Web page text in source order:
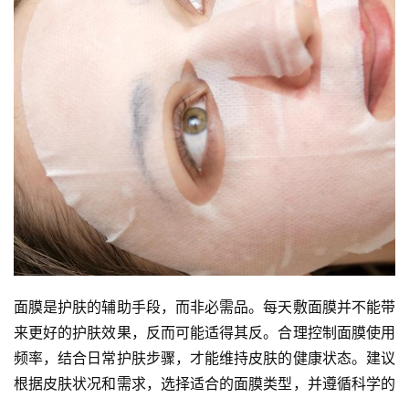
面膜是护肤的辅助手段，而非必需品。每天敷面膜并不能带
来更好的护肤效果，反而可能适得其反。合理控制面膜使用
频率，结合日常护肤步骤，才能维持皮肤的健康状态。建议
根据皮肤状况和需求，选择适合的面膜类型，并遵循科学的